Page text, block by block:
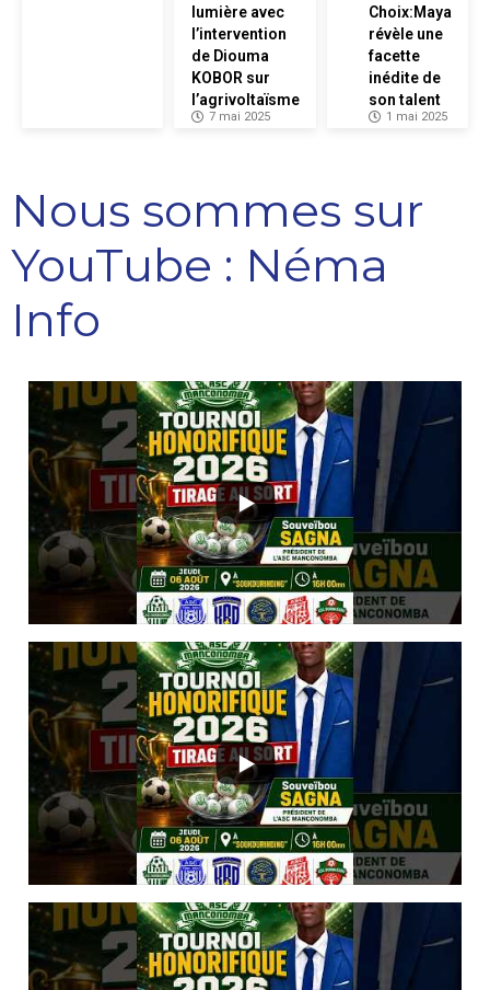
lumière avec
l’intervention
de Diouma
KOBOR sur
l’agrivoltaïsme
7 mai 2025
Choix:Maya
révèle une
facette
inédite de
son talent
1 mai 2025
Nous sommes sur
YouTube : Néma
Info